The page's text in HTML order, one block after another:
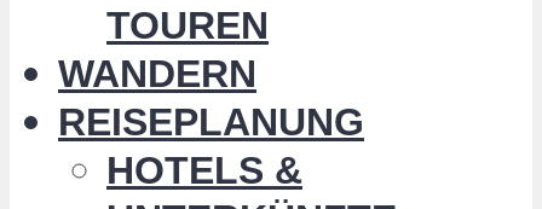
TOUREN
WANDERN
REISEPLANUNG
HOTELS &